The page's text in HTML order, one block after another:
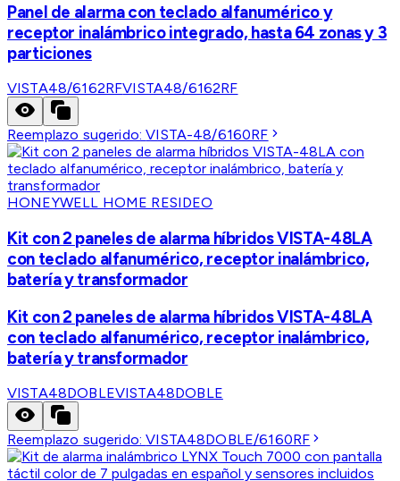
Panel de alarma con teclado alfanumérico y
receptor inalámbrico integrado, hasta 64 zonas y 3
particiones
VISTA48/6162RFVISTA48/6162RF
Reemplazo sugerido:VISTA-48/6160RF
HONEYWELL HOME RESIDEO
Kit con 2 paneles de alarma híbridos VISTA-48LA
con teclado alfanumérico, receptor inalámbrico,
batería y transformador
Kit con 2 paneles de alarma híbridos VISTA-48LA
con teclado alfanumérico, receptor inalámbrico,
batería y transformador
VISTA48DOBLEVISTA48DOBLE
Reemplazo sugerido:VISTA48DOBLE/6160RF